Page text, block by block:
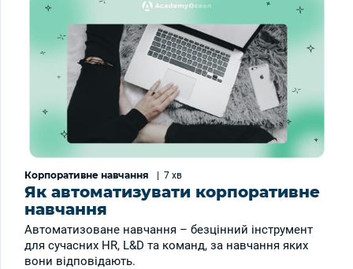
Корпоративне навчання | 7 хв
Як автоматизувати корпоративне
навчання
Автоматизоване навчання – безцінний інструмент
для сучасних HR, L&D та команд, за навчання яких
вони відповідають.